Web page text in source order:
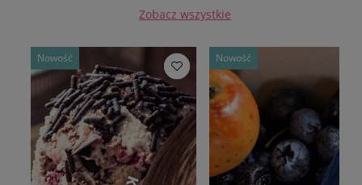
Zobacz wszystkie
Nowość Nowość